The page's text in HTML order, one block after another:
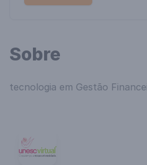
Sobre
tecnologia em Gestão